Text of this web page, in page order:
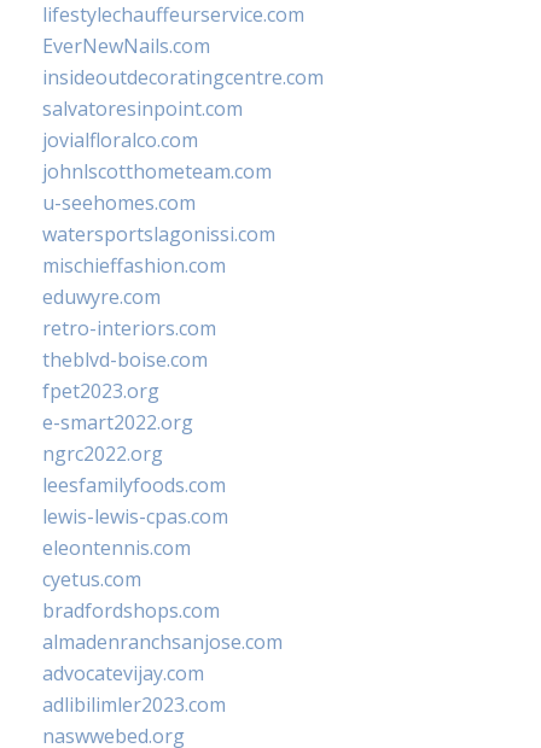
lifestylechauffeurservice.com
EverNewNails.com
insideoutdecoratingcentre.com
salvatoresinpoint.com
jovialfloralco.com
johnlscotthometeam.com
u-seehomes.com
watersportslagonissi.com
mischieffashion.com
eduwyre.com
retro-interiors.com
theblvd-boise.com
fpet2023.org
e-smart2022.org
ngrc2022.org
leesfamilyfoods.com
lewis-lewis-cpas.com
eleontennis.com
cyetus.com
bradfordshops.com
almadenranchsanjose.com
advocatevijay.com
adlibilimler2023.com
naswwebed.org